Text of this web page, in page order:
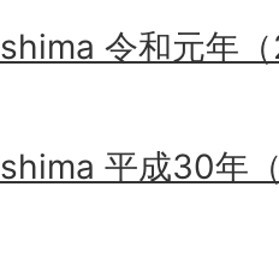
令和元年
平成30年